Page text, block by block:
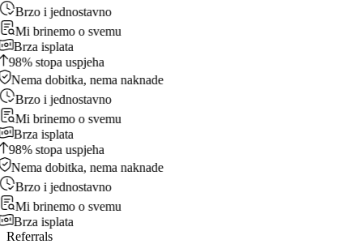
Brzo i jednostavno
Mi brinemo o svemu
Brza isplata
98% stopa uspjeha
Nema dobitka, nema naknade
Brzo i jednostavno
Mi brinemo o svemu
Brza isplata
98% stopa uspjeha
Nema dobitka, nema naknade
Brzo i jednostavno
Mi brinemo o svemu
Brza isplata
Referrals